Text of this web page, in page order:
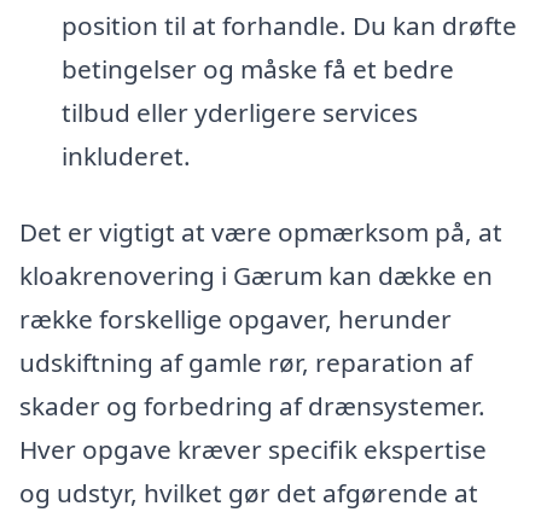
position til at forhandle. Du kan drøfte
betingelser og måske få et bedre
tilbud eller yderligere services
inkluderet.
Det er vigtigt at være opmærksom på, at
kloakrenovering i Gærum kan dække en
række forskellige opgaver, herunder
udskiftning af gamle rør, reparation af
skader og forbedring af drænsystemer.
Hver opgave kræver specifik ekspertise
og udstyr, hvilket gør det afgørende at